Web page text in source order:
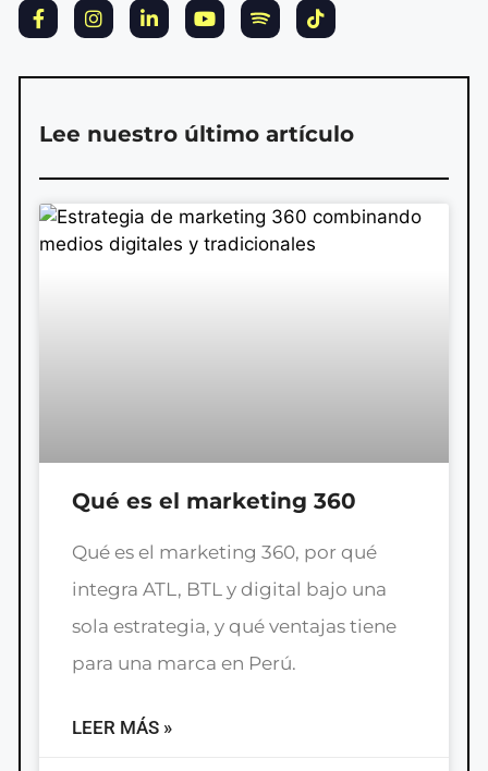
Lee nuestro último artículo
Qué es el marketing 360
Qué es el marketing 360, por qué
integra ATL, BTL y digital bajo una
sola estrategia, y qué ventajas tiene
para una marca en Perú.
LEER MÁS »